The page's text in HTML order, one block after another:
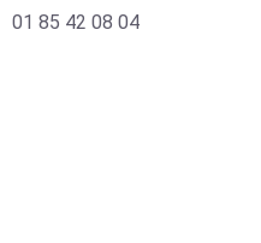
01 85 42 08 04